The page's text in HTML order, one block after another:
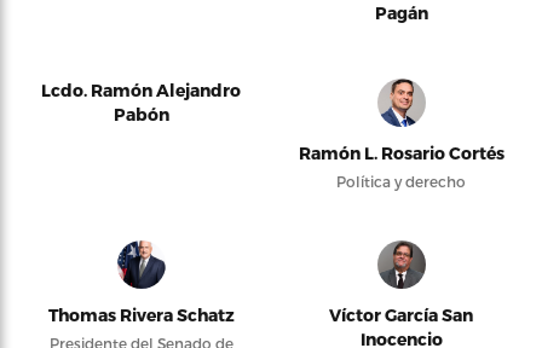
Pagán
Lcdo. Ramón Alejandro
Pabón
Ramón L. Rosario Cortés
Política y derecho
Thomas Rivera Schatz
Presidente del Senado de
Víctor García San
Inocencio